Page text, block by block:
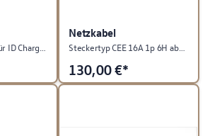
Stecker M09I-16, für ID Charger Travel
Netzkabel
Steckertyp CEE 16A 1p 6H abgewinkelt, für ID Charger Travel
130,00€*